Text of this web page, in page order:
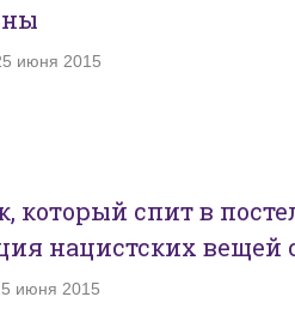
июня 2015
который спит в
нацистских вещей
июня 2015